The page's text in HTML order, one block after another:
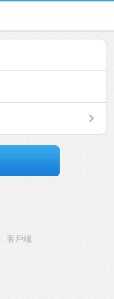
客戶端